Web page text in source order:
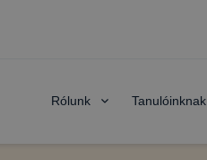
Rólunk Tanulóinknak